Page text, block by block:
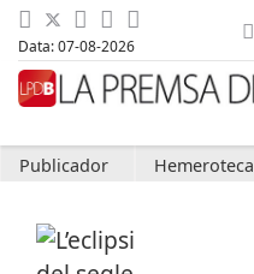
Data: 07-08-2026
Publicador Hemeroteca